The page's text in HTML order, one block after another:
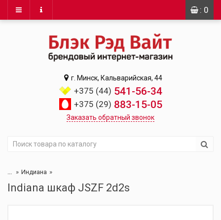
: 0
г. Минск, Кальварийская, 44
+375 (44) 541-56-34
+375 (29) 883-15-05
Заказать обратный звонок
... Индиана
Indiana шкаф JSZF 2d2s